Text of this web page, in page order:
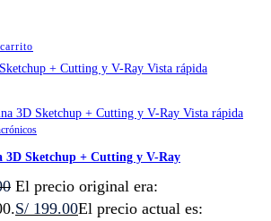
Vista rápida
Vista rápida
3D Sketchup + Cutting y V-Ray
El precio original era:
S/ 199.00El precio actual es: